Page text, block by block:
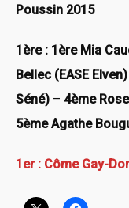
Poussin 2015
1ère : 1ère Mia
Bellec (EASE
Séné) – 4ème
5ème Agathe
1er : Côme Gay-